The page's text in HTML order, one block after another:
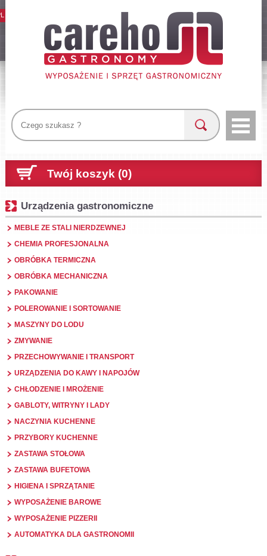
Twój koszyk (0)
Urządzenia gastronomiczne
MEBLE ZE STALI NIERDZEWNEJ
CHEMIA PROFESJONALNA
OBRÓBKA TERMICZNA
OBRÓBKA MECHANICZNA
PAKOWANIE
POLEROWANIE I SORTOWANIE
MASZYNY DO LODU
ZMYWANIE
PRZECHOWYWANIE I TRANSPORT
URZĄDZENIA DO KAWY I NAPOJÓW
CHŁODZENIE I MROŻENIE
GABLOTY, WITRYNY I LADY
NACZYNIA KUCHENNE
PRZYBORY KUCHENNE
ZASTAWA STOŁOWA
ZASTAWA BUFETOWA
HIGIENA I SPRZĄTANIE
WYPOSAŻENIE BAROWE
WYPOSAŻENIE PIZZERII
AUTOMATYKA DLA GASTRONOMII